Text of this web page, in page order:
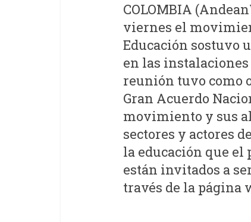
COLOMBIA
viernes el
Educación sostuvo
en las instalaciones
reunión tuvo como
Gran Acuerdo
movimiento y sus
sectores y actores
la educación que el
están invitados a
través de la página